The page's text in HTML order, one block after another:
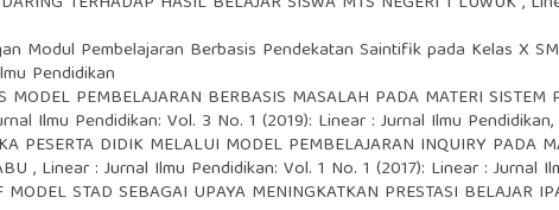
Modul Pembelajaran Berbasis Pendekatan Saintifik pada Kelas X
Pendidikan
PEMBELAJARAN BERBASIS MASALAH PADA MATERI SISTEM
Ilmu Pendidikan: Vol. 3 No. 1 (2019): Linear : Jurnal Ilmu
PESERTA DIDIK MELALUI MODEL PEMBELAJARAN INQUIRY PADA
, Linear : Jurnal Ilmu Pendidikan: Vol. 1 No. 1 (2017): Linear : Jurnal
STAD SEBAGAI UPAYA MENINGKATKAN PRESTASI BELAJAR